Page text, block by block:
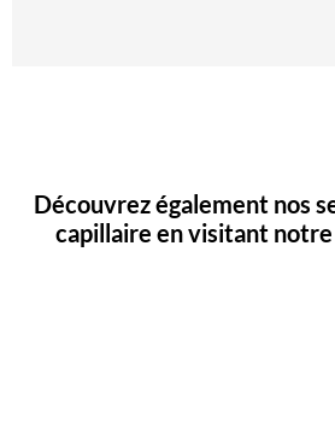
découvrez également nos services de greffe
capillaire en visitant notre